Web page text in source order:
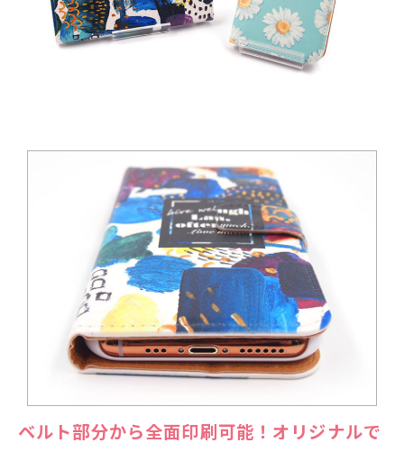
ベルト部分から全面印刷可能！オリジナルで